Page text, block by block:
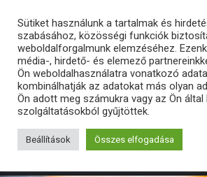
Sütiket használunk a tartalmak és
szabásához, közösségi funkciók
weboldalforgalmunk elemzéséhez.
média-, hirdető- és elemező
Ön weboldalhasználatra vonatkozó
kombinálhatják az adatokat más olyan
Ön adott meg számukra vagy az Ön
szolgáltatásokból gyűjtöttek.
Beállítások Összes elfogadása